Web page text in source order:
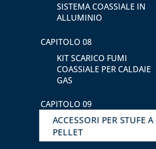
CAPITOLO 12
PER CANALINE
CANALINA AFRIKA E
ACCESSORI
CANALINA ART-ECO AD
ACCESSORI
CANALINA VENERE E
ACCESSORI
CAPITOLO 04
MENSOLE E ACCESSORI
ISPEZIONE E
CONTROLLO
MANOMETRI PER
ACQUA/GAS E
TERMOMETRI
SISTEMA COASSIALE IN
ALLUMINIO
CAPITOLO 08
KIT SCARICO FUMI
COASSIALE PER CALDAIE
GAS
CAPITOLO 09
ACCESSORI PER STUFE A
PELLET